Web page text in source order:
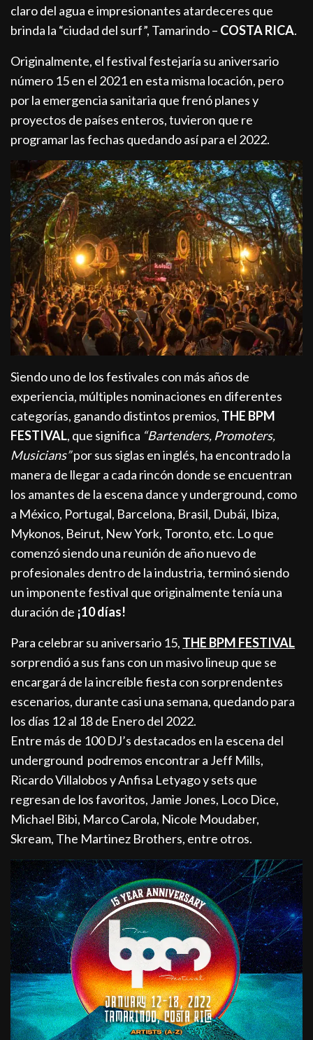
claro del agua e impresionantes atardeceres que
brinda la “ciudad del surf”, Tamarindo – COSTA RICA.
Originalmente, el festival festejaría su aniversario
número 15 en el 2021 en esta misma locación, pero
por la emergencia sanitaria que frenó planes y
proyectos de países enteros, tuvieron que re
programar las fechas quedando así para el 2022.
Siendo uno de los festivales con más años de
experiencia, múltiples nominaciones en diferentes
categorías, ganando distintos premios, THE BPM
FESTIVAL, que significa “Bartenders, Promoters,
Musicians”por sus siglas en inglés, ha encontrado la
manera de llegar a cada rincón donde se encuentran
los amantes de la escena dance y underground, como
a México, Portugal, Barcelona, Brasil, Dubái, Ibiza,
Mykonos, Beirut, New York, Toronto, etc. Lo que
comenzó siendo una reunión de año nuevo de
profesionales dentro de la industria, terminó siendo
un imponente festival que originalmente tenía una
duración de ¡10 días!
Para celebrar su aniversario 15, THE BPM FESTIVAL
sorprendió a sus fans con un masivo lineup que se
encargará de la increíble fiesta con sorprendentes
escenarios, durante casi una semana, quedando para
los días 12 al 18 de Enero del 2022.
Entre más de 100 DJ’s destacados en la escena del
underground podremos encontrar a Jeff Mills,
Ricardo Villalobos y Anfisa Letyago y sets que
regresan de los favoritos, Jamie Jones, Loco Dice,
Michael Bibi, Marco Carola, Nicole Moudaber,
Skream, The Martinez Brothers, entre otros.